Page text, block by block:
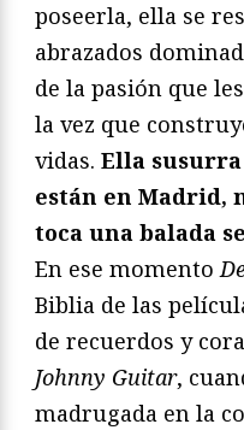
poseerla, ella se
abrazados
de la pasión que
la vez que
vidas. Ella susurra
están en Madrid,
toca una balada
En ese momento
Biblia de las
de recuerdos y
Johnny Guitar,
madrugada en la